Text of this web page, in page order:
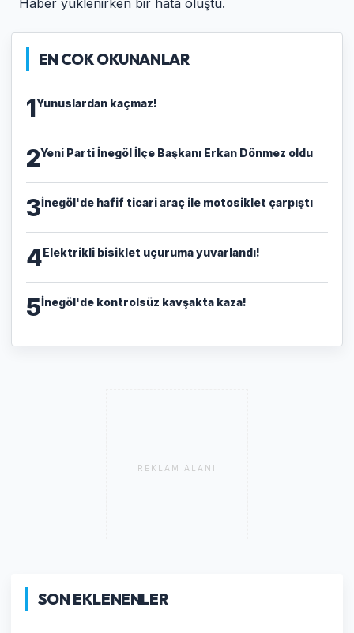
Haber yüklenirken bir hata oluştu.
EN COK OKUNANLAR
1Yunuslardan kaçmaz!
2Yeni Parti İnegöl İlçe Başkanı Erkan Dönmez oldu
3İnegöl'de hafif ticari araç ile motosiklet çarpıştı
4Elektrikli bisiklet uçuruma yuvarlandı!
5İnegöl'de kontrolsüz kavşakta kaza!
REKLAM ALANI
SON EKLENENLER